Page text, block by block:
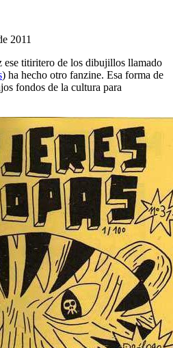
2011
ese titiritero de los dibujillos llamado
) ha hecho otro fanzine. Esa forma de
fondos de la cultura para